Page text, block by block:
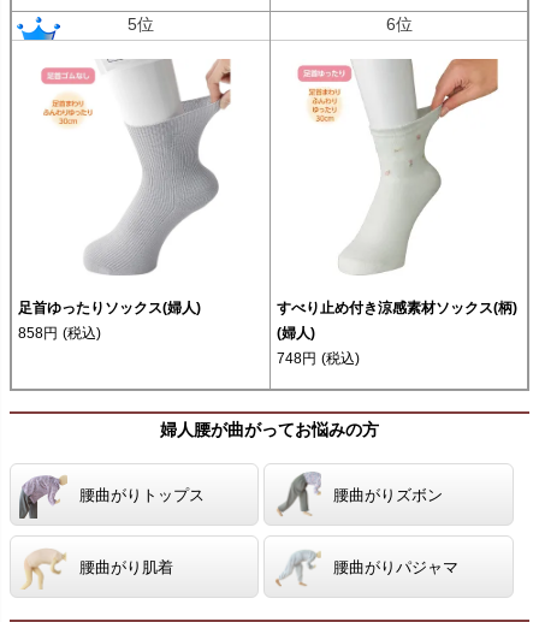
5位
足首ゆったりソックス(婦人)
858円 (税込)
6位
すべり止め付き涼感素材ソックス(柄)
(婦人)
748円 (税込)
婦人腰が曲がってお悩みの方
腰曲がりトップス 腰曲がりズボン
腰曲がり肌着 腰曲がりパジャマ